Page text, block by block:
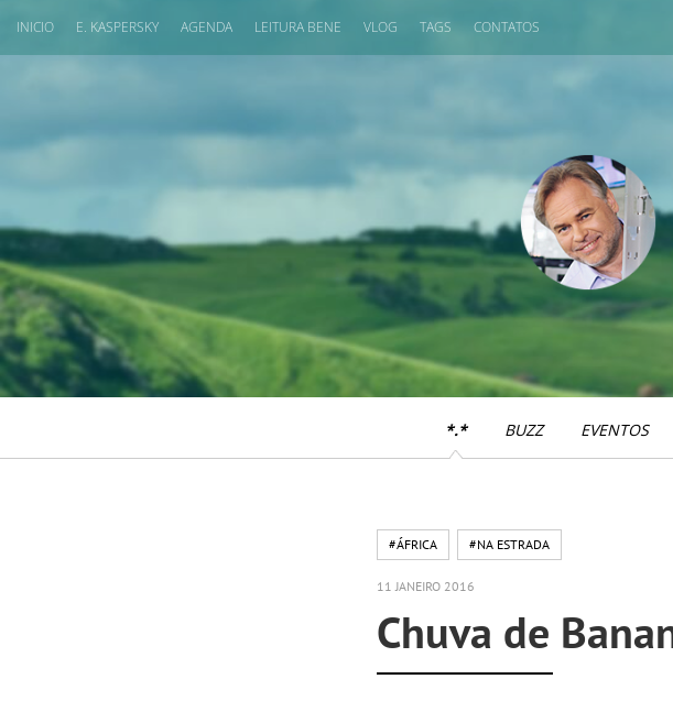
INICIO E. KASPERSKY AGENDA LEITURA BENE VLOG TAGS CONTATOS
*.* BUZZ EVENTOS
#ÁFRICA #NA ESTRADA
11 JANEIRO 2016
Chuva de